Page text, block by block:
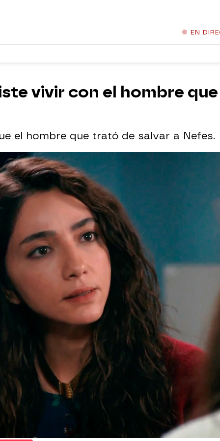
EN
vivir con el hombre
el hombre que trató de salvar a Nefes.
Whatsapp
Facebook
X
el hombre que al asesinó Vedat por
no era su amante
sino su hermano
no parece ser una aprovechada que
que ha vivido una situación
años. Asiye se ha dado cuenta de su